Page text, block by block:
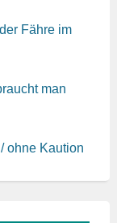
Fähre im
man
ohne Kaution